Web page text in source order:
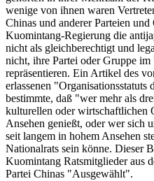
wenige von ihnen waren
Chinas und anderer Parteien
Kuomintang-Regierung die
nicht als gleichberechtigt und
nicht, ihre Partei oder Gruppe
repräsentieren. Ein Artikel des
erlassenen "Organisationsstatuts
bestimmte, daß "wer mehr als
kulturellen oder wirtschaftlichen
Ansehen genießt, oder wer sich
seit langem in hohem Ansehen
Nationalrats sein könne. Dieser
Kuomintang Ratsmitglieder aus
Partei Chinas "Ausgewählt".